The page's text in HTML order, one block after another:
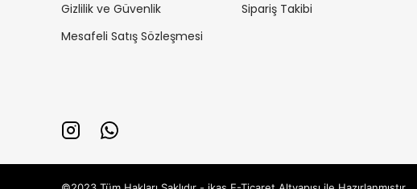
Gizlilik ve Güvenlik
Mesafeli Satış Sözleşmesi
Sipariş Takibi